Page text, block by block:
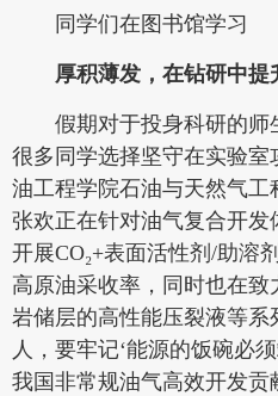
同学们在图书馆学习
厚积薄发 ， 在钻研中提
假期对于投身科研的师
很多同学选择坚守在实验
油工程学院石油与天然气工
张欢正在针对油气复合开发
开展CO₂+表面活性剂/助溶
高原油采收率，同时也在
岩储层的高性能压裂液等系
人，要牢记‘能源的饭碗必
我国非常规油气高效开发贡